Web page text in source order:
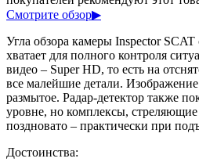
Смотрите обзор▶
Угла обзора камеры Inspector SCAT
хватает для полного контроля
видео – Super HD, то есть на
все малейшие детали.
размытое. Радар-детектор также
уровне, но комплексы,
поздновато – практически при
Достоинства: